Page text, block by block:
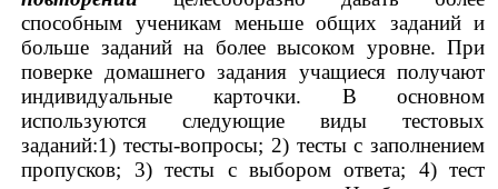
способным ученикам меньше общих заданий и
больше заданий на более высоком уровне. При
поверке домашнего задания учащиеся получают
индивидуальные карточки. В основном
используются следующие виды тестовых
заданий:1) тесты-вопросы; 2) тесты с заполнением
пропусков; 3) тесты с выбором ответа; 4) тест